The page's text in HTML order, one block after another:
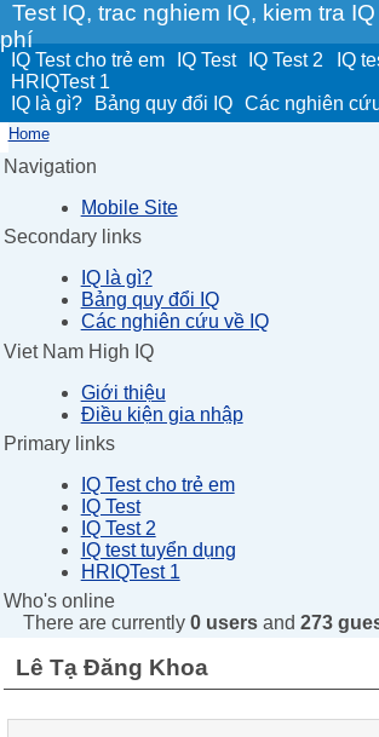
Test IQ, trac nghiem IQ, kiem tra
phí
IQ Test cho trẻ em IQ Test IQ Test 2
IQ
HRIQTest 1
IQ là gì?
Bảng quy đổi IQ Các nghiên
Home
Navigation
Mobile Site
Secondary links
IQ là gì?
Bảng quy đổi IQ
Các nghiên cứu về IQ
Viet Nam High IQ
Giới thiệu
Điều kiện gia nhập
Primary links
IQ Test cho trẻ em
IQ Test
IQ Test 2
IQ test tuyển dụng
HRIQTest 1
Who's online
There are currently 0 usersand 273
Lê Tạ Đăng Khoa